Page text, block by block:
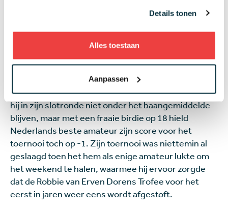
Details tonen
Alles toestaan
Aanpassen
Saxton besloot zijn tiende KLM Open na sinds
een afsluitende 76 uitkwam op +6.
Koen Kouwenaar slaagde er op zijn beurt wel in
onder par te blijven. Mede dankzij een triple op 7 kon
hij in zijn slotronde niet onder het baangemiddelde
blijven, maar met een fraaie birdie op 18 hield
Nederlands beste amateur zijn score voor het
toernooi toch op -1. Zijn toernooi was niettemin al
geslaagd toen het hem als enige amateur lukte om
het weekend te halen, waarmee hij ervoor zorgde
dat de Robbie van Erven Dorens Trofee voor het
eerst in jaren weer eens wordt afgestoft.